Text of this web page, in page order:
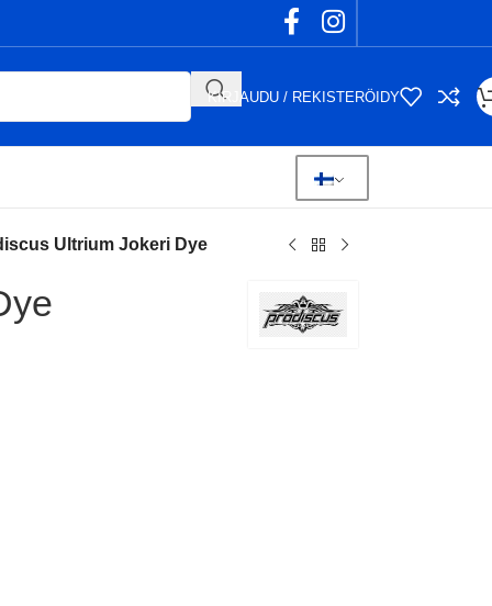
KIRJAUDU / REKISTERÖIDY
Ultrium Jokeri Dye